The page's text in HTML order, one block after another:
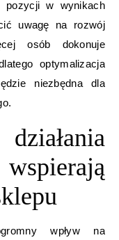
pozycji w wynikach
uwagę na rozwój
osób dokonuje
optymalizacja
niezbędna dla
wpływ na